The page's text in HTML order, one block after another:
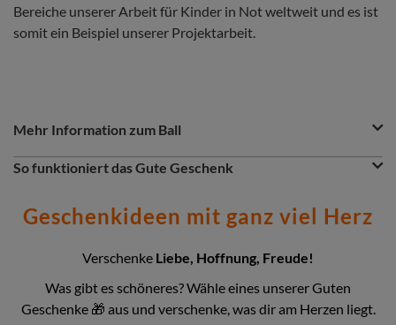
Bereiche unserer Arbeit für Kinder in Not weltweit und es ist
somit ein Beispiel unserer Projektarbeit.
Question
Answer
Question
Mehr Information zum Ball
Question
So funktioniert das Gute Geschenk
eine greifbare Spende. Entscheidest du dich z.B. für einen Ball,
so wird dein Gutes Geschenk dort eingesetzt, wo das Geld
unseren Nothilfe- und Entwicklungsprojekten. Zusammen
Doch das Gute Geschenk eignet sich ebenfalls zum
Verschenken. So bietet unser Shop eine große Auswahl an
Geschenkideen mit ganz viel Herz
Verschenke Liebe, Hoffnung, Freude!
Was gibt es schöneres? Wähle eines unserer Guten
Geschenke 🎁 aus und verschenke, was dir am Herzen liegt.